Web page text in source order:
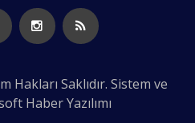
Hakları Saklıdır. Sistem ve
Haber Yazılımı